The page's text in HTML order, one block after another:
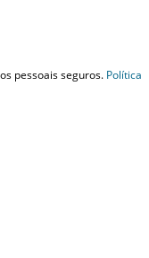
pessoais seguros. Política